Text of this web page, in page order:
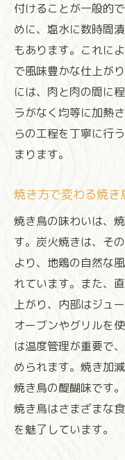
付けることが一般的
めに、塩水に数時間
もあります。これに
で風味豊かな仕上が
には、肉と肉の間に
ラがなく均等に加熱
らの工程を丁寧に行
まります。
焼き方で変わる焼き
焼き鳥の味わいは、
す。炭火焼きは、そ
より、地鶏の自然な
れています。また、
上がり、内部はジュ
オーブンやグリルを
は温度管理が重要で
められます。焼き加
焼き鳥の醍醐味です
焼き鳥はさまざまな
を魅了しています。